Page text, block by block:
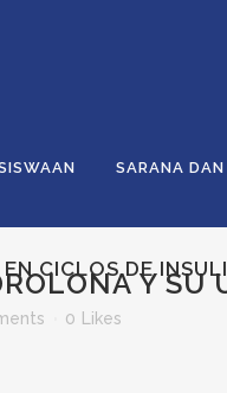
SARANA
CICLOS DEY SU
0 Likes